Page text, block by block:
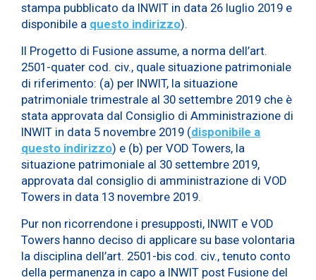
stampa pubblicato da INWIT in data 26 luglio 2019 e
disponibile a questo indirizzo).
Il Progetto di Fusione assume, a norma dell’art.
2501-quater cod. civ., quale situazione patrimoniale
di riferimento: (a) per INWIT, la situazione
patrimoniale trimestrale al 30 settembre 2019 che è
stata approvata dal Consiglio di Amministrazione di
INWIT in data 5 novembre 2019 (disponibile a
questo indirizzo) e (b) per VOD Towers, la
situazione patrimoniale al 30 settembre 2019,
approvata dal consiglio di amministrazione di VOD
Towers in data 13 novembre 2019.
Pur non ricorrendone i presupposti, INWIT e VOD
Towers hanno deciso di applicare su base volontaria
la disciplina dell’art. 2501-bis cod. civ., tenuto conto
della permanenza in capo a INWIT post Fusione del